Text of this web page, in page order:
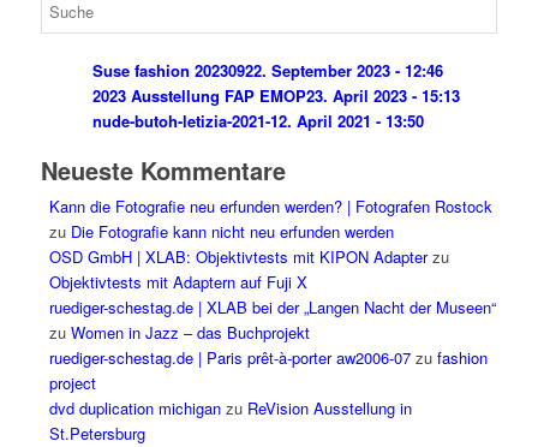
Suse fashion 20230922. September 2023 - 12:46
2023 Ausstellung FAP EMOP23. April 2023 - 15:13
nude-butoh-letizia-2021-12. April 2021 - 13:50
Neueste Kommentare
Kann die Fotografie neu erfunden werden? | Fotografen Rostock
zu Die Fotografie kann nicht neu erfunden werden
OSD GmbH | XLAB: Objektivtests mit KIPON Adapterzu
Objektivtests mit Adaptern auf Fuji X
ruediger-schestag.de | XLAB bei der „Langen Nacht der Museen“
zu Women in Jazz – das Buchprojekt
ruediger-schestag.de | Paris prêt-à-porter aw2006-07zu fashion
project
dvd duplication michiganzu ReVision Ausstellung in
St.Petersburg